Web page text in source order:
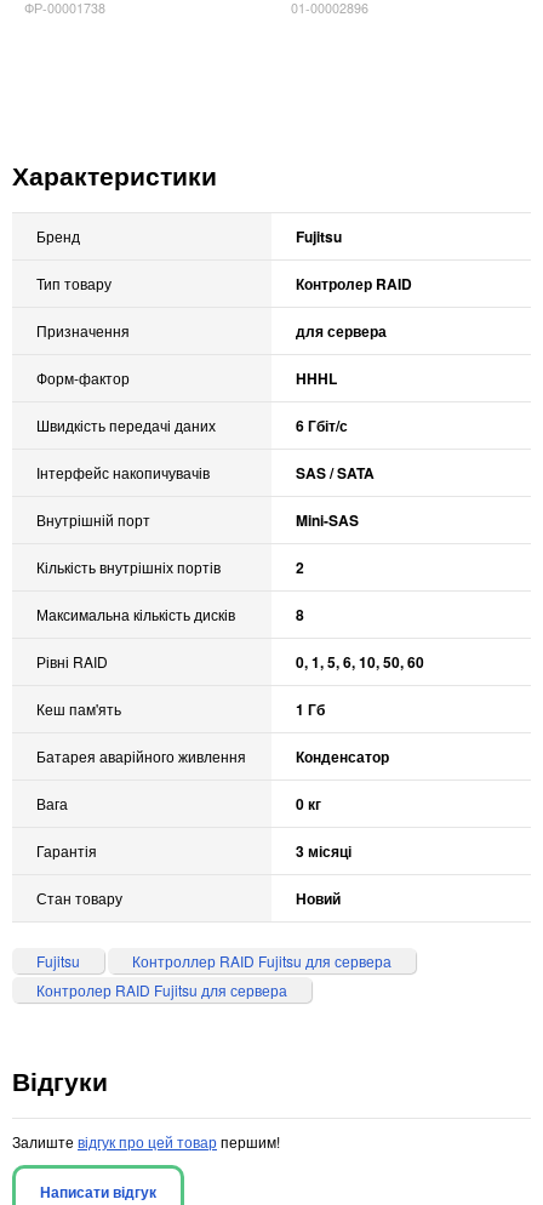
ФР-00001738 01-00002896
Характеристики
Бренд Fujitsu
Тип товару Контролер RAID
Призначення для сервера
Форм-фактор HHHL
Швидкість передачі даних 6 Гбіт/с
Інтерфейс накопичувачів SAS / SATA
Внутрішній порт Mini-SAS
Кількість внутрішніх портів 2
Максимальна кількість дисків 8
Рівні RAID 0, 1, 5, 6, 10, 50, 60
Кеш пам'ять 1 Гб
Батарея аварійного живлення Конденсатор
Вага 0 кг
Гарантія 3 місяці
Стан товару Новий
Fujitsu
Контроллер RAID Fujitsu для сервера
Контролер RAID Fujitsu для сервера
Відгуки
Залиште відгук про цей товарпершим!
Написати відгук